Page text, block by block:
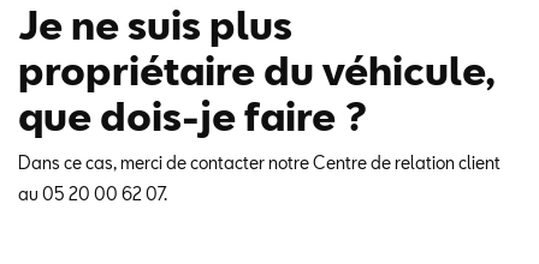
Je ne suis plus
propriétaire du véhicule,
que dois-je faire ?
Dans ce cas, merci de contacter notre Centre de relation client
au 05 20 00 62 07.